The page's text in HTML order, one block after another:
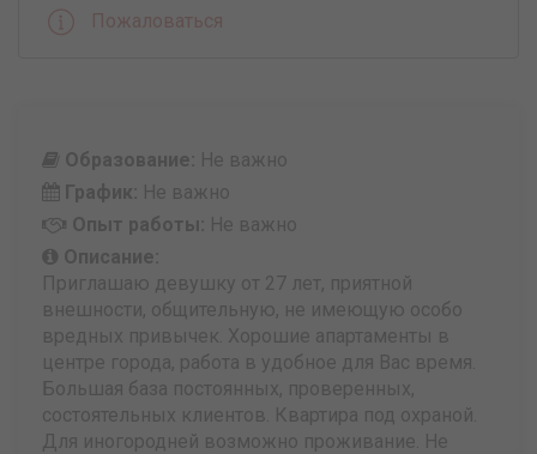
Пожаловаться
Образование: Не важно
График: Не важно
Опыт работы: Не важно
Описание:
Приглашаю девушку от 27 лет, приятной
внешности, общительную, не имеющую особо
вредных привычек. Хорошие апартаменты в
центре города, работа в удобное для Вас время.
Большая база постоянных, проверенных,
состоятельных клиентов. Квартира под охраной.
Для иногородней возможно проживание. Не